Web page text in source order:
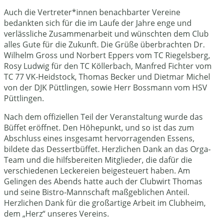
Auch die Vertreter*innen benachbarter Vereine
bedankten sich für die im Laufe der Jahre enge und
verlässliche Zusammenarbeit und wünschten dem Club
alles Gute für die Zukunft. Die Grüße überbrachten Dr.
Wilhelm Gross und Norbert Eppers vom TC Riegelsberg,
Rosy Ludwig für den TC Köllerbach, Manfred Fichter vom
TC 77 VK-Heidstock, Thomas Becker und Dietmar Michel
von der DJK Püttlingen, sowie Herr Bossmann vom HSV
Püttlingen.
Nach dem offiziellen Teil der Veranstaltung wurde das
Büffet eröffnet. Den Höhepunkt, und so ist das zum
Abschluss eines insgesamt hervorragenden Essens,
bildete das Dessertbüffet. Herzlichen Dank an das Orga-
Team und die hilfsbereiten Mitglieder, die dafür die
verschiedenen Leckereien beigesteuert haben. Am
Gelingen des Abends hatte auch der Clubwirt Thomas
und seine Bistro-Mannschaft maßgeblichen Anteil.
Herzlichen Dank für die großartige Arbeit im Clubheim,
dem „Herz“ unseres Vereins.